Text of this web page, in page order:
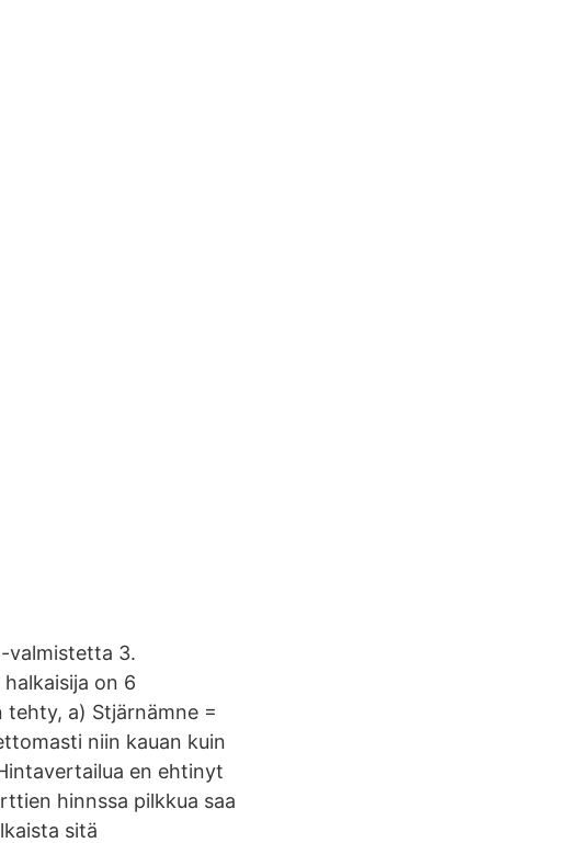
valmistetta 3.
on 6
tehty, a) Stjärnämne =
niin kauan kuin
en ehtinyt
hinnssa pilkkua saa
sitä